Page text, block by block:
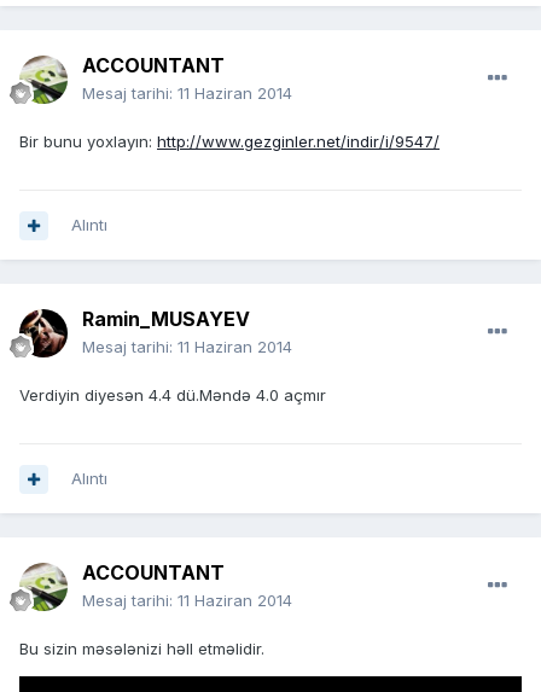
ACCOUNTANT
Mesaj tarihi: 11 Haziran 2014
Bir bunu yoxlayın: http://www.gezginler.net/indir/i/9547/
Alıntı
Ramin_MUSAYEV
Mesaj tarihi: 11 Haziran 2014
Verdiyin diyesən 4.4 dü.Məndə 4.0 açmır
Alıntı
ACCOUNTANT
Mesaj tarihi: 11 Haziran 2014
Bu sizin məsələnizi həll etməlidir.